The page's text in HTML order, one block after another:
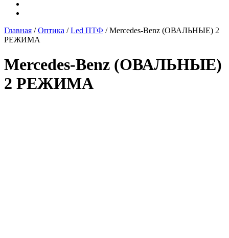
Главная /Оптика /Led ПТФ / Mercedes-Benz (ОВАЛЬНЫЕ) 2
РЕЖИМА
Mercedes-Benz (ОВАЛЬНЫЕ)
2 РЕЖИМА